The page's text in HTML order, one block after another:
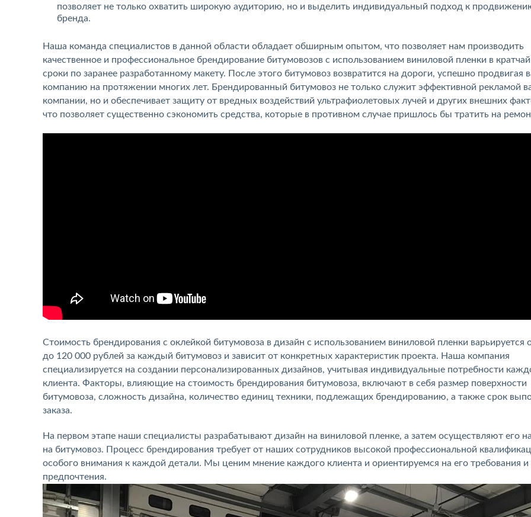
позволяет не только охватить широкую аудиторию, но и выделить индивидуальный подход к
бренда.
Наша команда специалистов в данной области обладает обширным опытом, что позволяет нам производить
качественное и профессиональное брендирование битумовозов с использованием виниловой пленки в
сроки по заранее разработанному макету. После этого битумовоз возвратится на дороги, успешно продвигая
компанию на протяжении многих лет. Брендированный битумовоз не только служит эффективной рекламой
компании, но и обеспечивает защиту от вредных воздействий ультрафиолетовых лучей и других внешних
что позволяет существенно сэкономить средства, которые в противном случае пришлось бы тратить на
Стоимость брендирования с оклейкой битумовоза в дизайн с использованием виниловой пленки варьируется
до 120 000 рублей за каждый битумовоз и зависит от конкретных характеристик проекта. Наша компания
специализируется на создании персонализированных дизайнов, учитывая индивидуальные потребности
клиента. Факторы, влияющие на стоимость брендирования битумовоза, включают в себя размер поверхности
битумовоза, сложность дизайна, количество единиц техники, подлежащих брендированию, а также срок
заказа.
На первом этапе наши специалисты разрабатывают дизайн на виниловой пленке, а затем осуществляют его
на битумовоз. Процесс брендирования требует от наших сотрудников высокой профессиональной
особого внимания к каждой детали. Мы ценим мнение каждого клиента и ориентируемся на его требования и
предпочтения.